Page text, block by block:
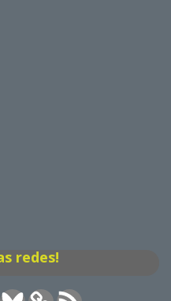
redes!
Bluesky Feed